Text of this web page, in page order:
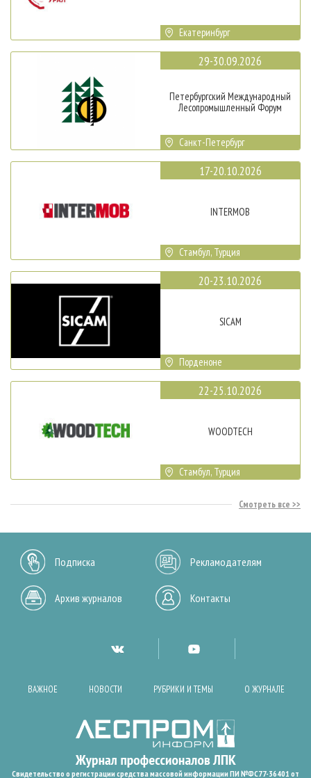
Екатеринбург
29-30.09.2026
Петербургский Международный
Лесопромышленный Форум
Санкт-Петербург
17-20.10.2026
INTERMOB
Стамбул, Турция
20-23.10.2026
SICAM
Порденоне
22-25.10.2026
WOODTECH
Стамбул, Турция
Смотреть все
Подписка Рекламодателям
Архив журналов Контакты
ВАЖНОЕ НОВОСТИ РУБРИКИ И ТЕМЫ О ЖУРНАЛЕ
Свидетельство о регистрации средства массовой информации ПИ №ФС77-36401 от